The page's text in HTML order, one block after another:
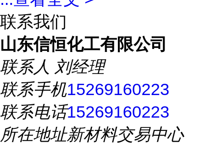
联系我们
山东信恒化工有限公司
联系人 刘经理
联系手机15269160223
联系电话15269160223
所在地址新材料交易中心